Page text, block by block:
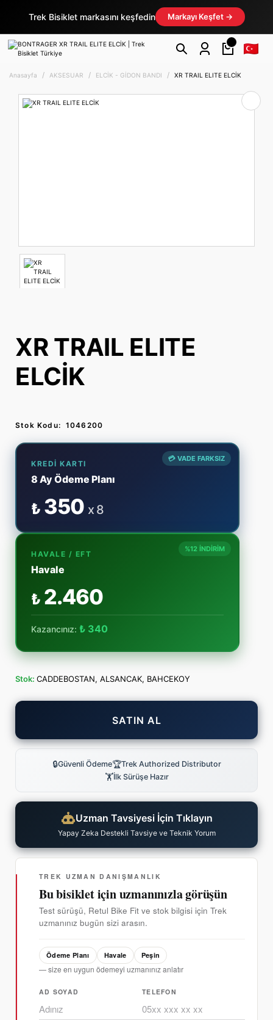
Trek Bisiklet markasını keşfedin Markayı Keşfet →
Anasayfa AKSESUAR ELCİK - GİDON BANDI XR TRAIL ELITE ELCİK
XR TRAIL ELITE
ELCİK
Stok Kodu: 1046200
💳 VADE FARKSIZ
KREDI KARTI
8 Ay Ödeme Planı
₺ 350 x 8
%12 İNDİRİM
HAVALE / EFT
Havale
₺ 2.460
Kazancınız: ₺ 340
Stok: CADDEBOSTAN, ALSANCAK, BAHCEKOY
SATIN AL
🔒Güvenli Ödeme🏆Trek Authorized Distributor
🏋İlk Sürüşe Hazır
Uzman Tavsiyesi İçin Tıklayın
Yapay Zeka Destekli Tavsiye ve Teknik Yorum
TREK UZMAN DANIŞMANLIK
Bu bisiklet için uzmanınızla görüşün
Test sürüşü, Retul Bike Fit ve stok bilgisi için Trek
uzmanınız bugün sizi arasın.
Ödeme Planı Havale Peşin
— size en uygun ödemeyi uzmanınız anlatır
AD SOYAD TELEFON